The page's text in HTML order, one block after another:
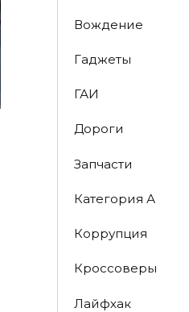
Вождение
Гаджеты
ГАИ
Дороги
Запчасти
Категория А
Коррупция
Кроссоверы
Лайфхак